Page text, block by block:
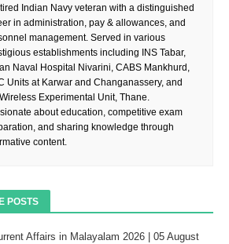
Indian Navy veteran with a distinguished
in administration, pay & allowances, and
management. Served in various
establishments including INS Tabar,
Naval Hospital Nivarini, CABS Mankhurd,
Units at Karwar and Changanassery, and
Experimental Unit, Thane.
about education, competitive exam
and sharing knowledge through
content.
POSTS
Affairs in Malayalam 2026 | 05 August